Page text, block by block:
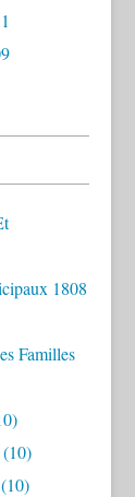
1808
Familles
(10)